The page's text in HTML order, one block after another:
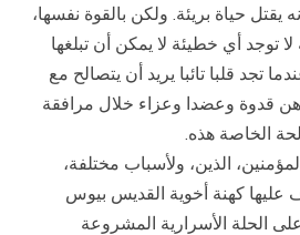
يقتل حياة بريئة. ولكن بالقوة نفسها،
توجد أي خطيئة لا يمكن أن تبلغها
تجد قلبا تائبا يريد أن يتصالح مع
قدوة وعضدا وعزاء خلال مرافقة
الخاصة هذه.
الذين، ولأسباب مختلفة،
كهنة أخوية القديس بيوس
الحلة الأسرارية المشروعة